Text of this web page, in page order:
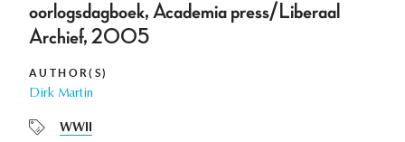
oorlogsdagboek, Academia press/Liberaal
Archief, 2005
AUTHOR(S)
Dirk Martin
WWII